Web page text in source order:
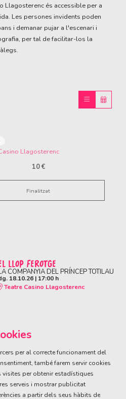
Llagosterenc és accessible per a
Les persones invidents poden
i demanar pujar a l'escenari i
per tal de facilitar-los la
Llagosterenc
10 €
Finalitzat
LLOP FEROTGE
COMPANYIA DEL PRÍNCEP TOTILAU
18.10.26| 17:00 h
Teatre Casino Llagosterenc
cultura@llagostera.cat
per al correcte funcionament del
també farem servir cookies
visites per obtenir estadístiques
serveis i mostrar publicitat
a partir dels seus hàbits de